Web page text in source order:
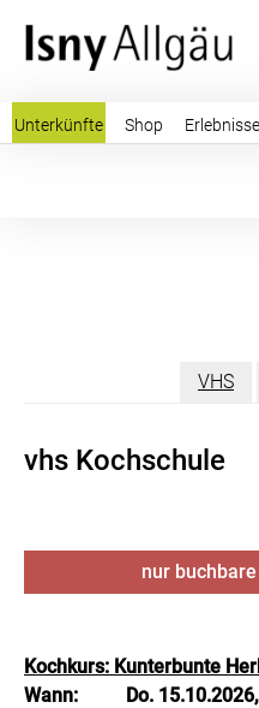
Unterkünfte Shop Erlebnisse
VHS
vhs Kochschule
nur buchbare
Kochkurs: Kunterbunte
Wann:
Do.